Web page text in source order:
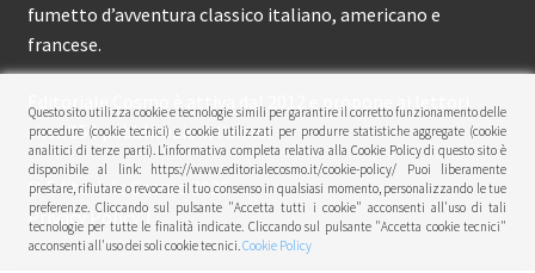
fumetto d’avventura classico italiano, americano e
francese.
Editoriale Cosmo è attiva dal 2012 e propone ai lettori
circa 150 pubblicazioni l’anno.
© Editoriale Cosmo 2026
Privacy Policy
Questo sito utilizza cookie e tecnologie simili per garantire il corretto funzionamento delle
procedure (cookie tecnici) e cookie utilizzati per produrre statistiche aggregate (cookie
analitici di terze parti). L’informativa completa relativa alla Cookie Policy di questo sito è
disponibile al link: https://www.editorialecosmo.it/cookie-policy/ Puoi liberamente
prestare, rifiutare o revocare il tuo consenso in qualsiasi momento, personalizzando le tue
preferenze. Cliccando sul pulsante "Accetta tutti i cookie" acconsenti all'uso di tali
tecnologie per tutte le finalità indicate. Cliccando sul pulsante "Accetta cookie tecnici"
acconsenti all'uso dei soli cookie tecnici.Cookie Policy